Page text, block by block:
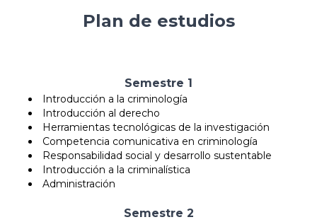
Plan de estudios
Semestre 1
Introducción a la criminología
Introducción al derecho
Herramientas tecnológicas de la investigación
Competencia comunicativa en criminología
Responsabilidad social y desarrollo sustentable
Introducción a la criminalística
Administración
Semestre 2